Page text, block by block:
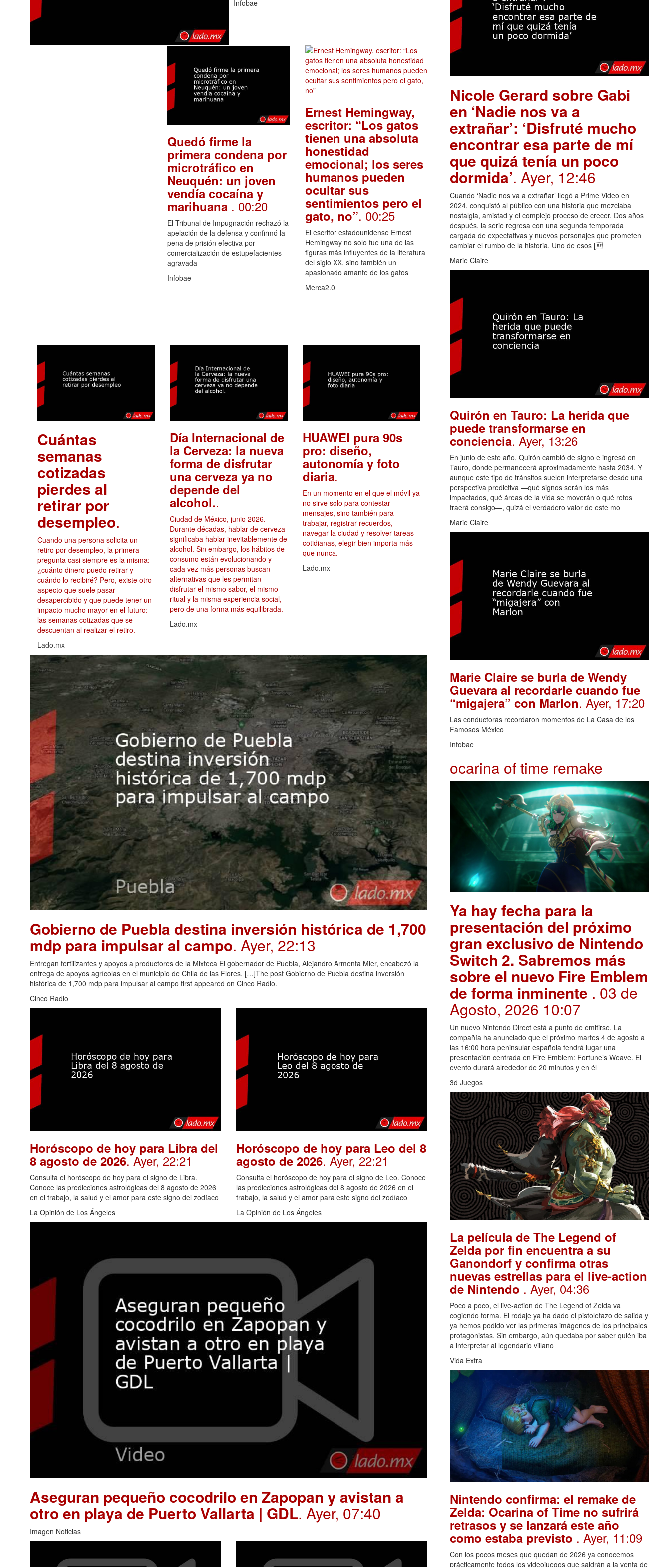
Infobae
Quedó firme la
primera condena por
microtráfico en
Neuquén: un joven
vendía cocaína y
marihuana . 00:20
El Tribunal de Impugnación rechazó la
apelación de la defensa y confirmó la
pena de prisión efectiva por
comercialización de estupefacientes
agravada
Infobae
Ernest Hemingway,
escritor: “Los gatos
tienen una absoluta
honestidad
emocional; los seres
humanos pueden
ocultar sus
sentimientos pero el
gato, no”. 00:25
El escritor estadounidense Ernest
Hemingway no solo fue una de las
figuras más influyentes de la literatura
del siglo XX, sino también un
apasionado amante de los gatos
Merca2.0
Cuántas
semanas
cotizadas
pierdes al
retirar por
desempleo.
Cuando una persona solicita un
retiro por desempleo, la primera
pregunta casi siempre es la misma:
¿cuánto dinero puedo retirar y
cuándo lo recibiré? Pero, existe otro
aspecto que suele pasar
desapercibido y que puede tener un
impacto mucho mayor en el futuro:
las semanas cotizadas que se
descuentan al realizar el retiro.
Lado.mx
Día Internacional de
la Cerveza: la nueva
forma de disfrutar
una cerveza ya no
depende del
alcohol..
Ciudad de México, junio 2026.-
Durante décadas, hablar de cerveza
significaba hablar inevitablemente de
alcohol. Sin embargo, los hábitos de
consumo están evolucionando y
cada vez más personas buscan
alternativas que les permitan
disfrutar el mismo sabor, el mismo
ritual y la misma experiencia social,
pero de una forma más equilibrada.
Lado.mx
HUAWEI pura 90s
pro: diseño,
autonomía y foto
diaria.
En un momento en el que el móvil ya
no sirve solo para contestar
mensajes, sino también para
trabajar, registrar recuerdos,
navegar la ciudad y resolver tareas
cotidianas, elegir bien importa más
que nunca.
Lado.mx
Gobierno de Puebla destina inversión histórica de 1,700
mdp para impulsar al campo. Ayer, 22:13
Entregan fertilizantes y apoyos a productores de la Mixteca El gobernador de Puebla, Alejandro Armenta Mier, encabezó la
entrega de apoyos agrícolas en el municipio de Chila de las Flores, […]The post Gobierno de Puebla destina inversión
histórica de 1,700 mdp para impulsar al campo first appeared on Cinco Radio.
Cinco Radio
Horóscopo de hoy para Libra del
8 agosto de 2026. Ayer, 22:21
Consulta el horóscopo de hoy para el signo de Libra.
Conoce las predicciones astrológicas del 8 agosto de 2026
en el trabajo, la salud y el amor para este signo del zodíaco
La Opinión de Los Ángeles
Horóscopo de hoy para Leo del 8
agosto de 2026. Ayer, 22:21
Consulta el horóscopo de hoy para el signo de Leo. Conoce
las predicciones astrológicas del 8 agosto de 2026 en el
trabajo, la salud y el amor para este signo del zodíaco
La Opinión de Los Ángeles
Aseguran pequeño cocodrilo en Zapopan y avistan a
otro en playa de Puerto Vallarta | GDL. Ayer, 07:40
Imagen Noticias
Nicole Gerard sobre Gabi
en ‘Nadie nos va a
extrañar’: ‘Disfruté mucho
encontrar esa parte de mí
que quizá tenía un poco
dormida’. Ayer, 12:46
Cuando ‘Nadie nos va a extrañar’ llegó a Prime Video en
2024, conquistó al público con una historia que mezclaba
nostalgia, amistad y el complejo proceso de crecer. Dos años
después, la serie regresa con una segunda temporada
cargada de expectativas y nuevos personajes que prometen
cambiar el rumbo de la historia. Uno de esos [
Marie Claire
Quirón en Tauro: La herida que
puede transformarse en
conciencia. Ayer, 13:26
En junio de este año, Quirón cambió de signo e ingresó en
Tauro, donde permanecerá aproximadamente hasta 2034. Y
aunque este tipo de tránsitos suelen interpretarse desde una
perspectiva predictiva —qué signos serán los más
impactados, qué áreas de la vida se moverán o qué retos
traerá consigo—, quizá el verdadero valor de este mo
Marie Claire
Marie Claire se burla de Wendy
Guevara al recordarle cuando fue
“migajera” con Marlon. Ayer, 17:20
Las conductoras recordaron momentos de La Casa de los
Famosos México
Infobae
ocarina of time remake
Ya hay fecha para la
presentación del próximo
gran exclusivo de Nintendo
Switch 2. Sabremos más
sobre el nuevo Fire Emblem
de forma inminente . 03 de
Agosto, 2026 10:07
Un nuevo Nintendo Direct está a punto de emitirse. La
compañía ha anunciado que el próximo martes 4 de agosto a
las 16:00 hora peninsular española tendrá lugar una
presentación centrada en Fire Emblem: Fortune’s Weave. El
evento durará alrededor de 20 minutos y en él
3d Juegos
La película de The Legend of
Zelda por fin encuentra a su
Ganondorf y confirma otras
nuevas estrellas para el live-action
de Nintendo . Ayer, 04:36
Poco a poco, el live-action de The Legend of Zelda va
cogiendo forma. El rodaje ya ha dado el pistoletazo de salida y
ya hemos podido ver las primeras imágenes de los principales
protagonistas. Sin embargo, aún quedaba por saber quién iba
a interpretar al legendario villano
Vida Extra
Nintendo confirma: el remake de
Zelda: Ocarina of Time no sufrirá
retrasos y se lanzará este año
como estaba previsto . Ayer, 11:09
Con los pocos meses que quedan de 2026 ya conocemos
prácticamente todos los videojuegos que saldrán a la venta de